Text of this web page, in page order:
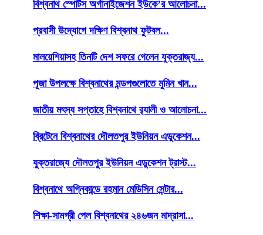
বিশ্বনাথ স্পোর্টস অর্গানাইজেশন ইউকে’র আলোচনা...
প্রবাসী উদ্যোগে দক্ষিণ বিশ্বনাথ ফুটবল...
মালয়েশিয়াসহ তিনটি দেশ সফরে গেলেন যুক্তরাজ্য...
পূজা উপলক্ষে বিশ্বনাথের মন্ডপগুলোতে মুমিন খান...
জাতীয় মৎস্য সপ্তাহে বিশ্বনাথে র‌্যালী ও আলোচনা...
ব্রিটেনে বিশ্বনাথের দৌলতপুর ইউনিয়ন এডুকেশন...
যুক্তরাজ্যে দৌলতপুর ইউনিয়ন এডুকেশন ট্রাস্ট...
বিশ্বনাথে অগ্নিকান্ডে রহমান মেডিসিন সেন্টার...
শিক্ষা-সামগ্রী পেল বিশ্বনাথের ২৪৬জন মাদ্রাসা...